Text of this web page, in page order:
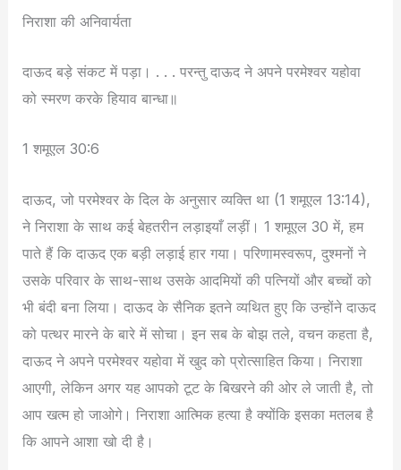
निराशा की अनिवार्यता
दाऊद बड़े संकट में पड़ा। . . . परन्तु दाऊद ने अपने परमेश्वर यहोवा
को स्मरण करके हियाव बान्धा॥
1 शमूएल 30:6
दाऊद, जो परमेश्वर के दिल के अनुसार व्यक्ति था (1 शमूएल 13:14),
ने निराशा के साथ कई बेहतरीन लड़ाइयाँ लड़ीं। 1 शमूएल 30 में, हम
पाते हैं कि दाऊद एक बड़ी लड़ाई हार गया। परिणामस्वरूप, दुश्मनों ने
उसके परिवार के साथ-साथ उसके आदमियों की पत्नियों और बच्चों को
भी बंदी बना लिया। दाऊद के सैनिक इतने व्यथित हुए कि उन्होंने दाऊद
को पत्थर मारने के बारे में सोचा। इन सब के बोझ तले, वचन कहता है,
दाऊद ने अपने परमेश्वर यहोवा में खुद को प्रोत्साहित किया। निराशा
आएगी, लेकिन अगर यह आपको टूट के बिखरने की ओर ले जाती है, तो
आप खत्म हो जाओगे। निराशा आत्मिक हत्या है क्योंकि इसका मतलब है
कि आपने आशा खो दी है।